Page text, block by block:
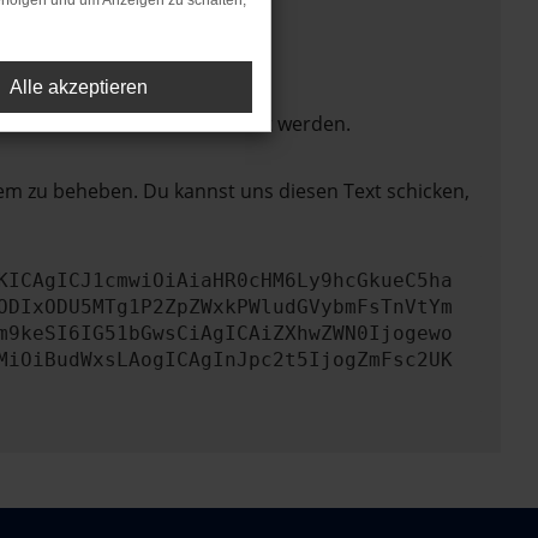
nicht mehr unterstützt werden.
zu beheben. Du kannst uns diesen Text schicken,
Alle akzeptieren